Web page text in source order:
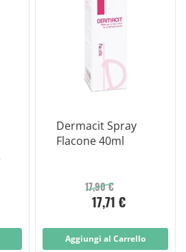
Dermacit Spray
Flacone 40ml
17,90 €
17,71 €
Aggiungi al Carrello